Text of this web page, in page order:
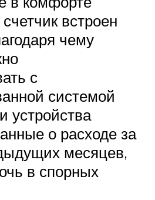
встроен
чему
с
системой
устройства
о расходе за
месяцев,
в спорных